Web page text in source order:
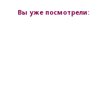
Вы уже посмотрели: